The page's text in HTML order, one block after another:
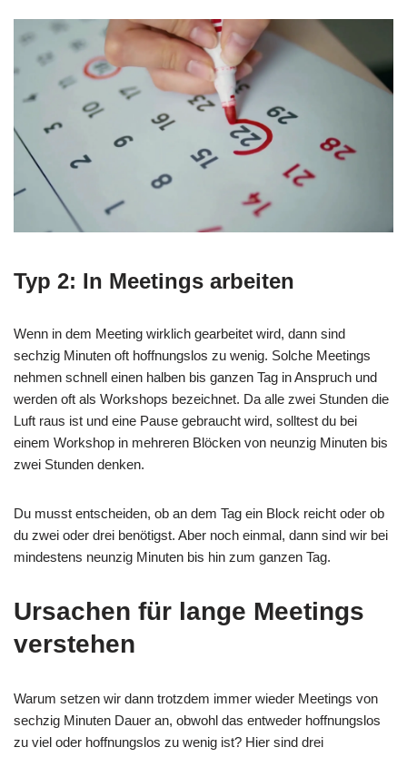
Typ 2: In Meetings arbeiten
Wenn in dem Meeting wirklich gearbeitet wird, dann sind
sechzig Minuten oft hoffnungslos zu wenig. Solche Meetings
nehmen schnell einen halben bis ganzen Tag in Anspruch und
werden oft als Workshops bezeichnet. Da alle zwei Stunden die
Luft raus ist und eine Pause gebraucht wird, solltest du bei
einem Workshop in mehreren Blöcken von neunzig Minuten bis
zwei Stunden denken.
Du musst entscheiden, ob an dem Tag ein Block reicht oder ob
du zwei oder drei benötigst. Aber noch einmal, dann sind wir bei
mindestens neunzig Minuten bis hin zum ganzen Tag.
Ursachen für lange Meetings
verstehen
Warum setzen wir dann trotzdem immer wieder Meetings von
sechzig Minuten Dauer an, obwohl das entweder hoffnungslos
zu viel oder hoffnungslos zu wenig ist? Hier sind drei